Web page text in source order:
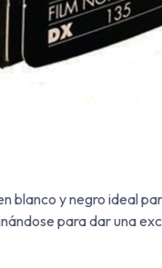
blanco y negro ideal
para dar una